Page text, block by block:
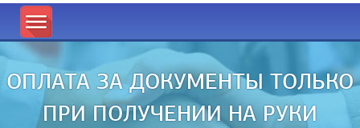
ОПЛАТА ЗА ДОКУМЕНТЫ ТОЛЬКО
ПРИ ПОЛУЧЕНИИ НА РУКИ